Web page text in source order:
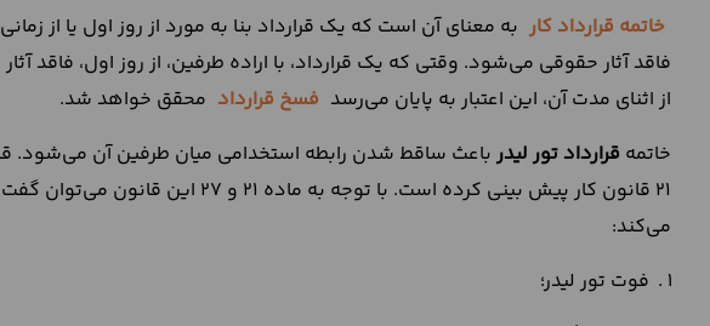
خاتمه قرارداد کار به معنای آن است که یک قرارداد بنا به مورد از روز اول یا از
فاقد آثار حقوقی می‌شود. وقتی که یک قرارداد، با اراده طرفین، از روز اول، فاقد آثار
از اثنای مدت آن، این اعتبار به پایان می‌رسد فسخ قرارداد محقق خواهد شد.
خاتمه قرارداد تور لیدر باعث ساقط شدن رابطه استخدامی میان طرفین آن می‌شود.
21 قانون کار پیش بینی کرده است. با توجه به ماده 21 و 27 این قانون می‌توان گفت که
می‌کند:
فوت تور لیدر؛